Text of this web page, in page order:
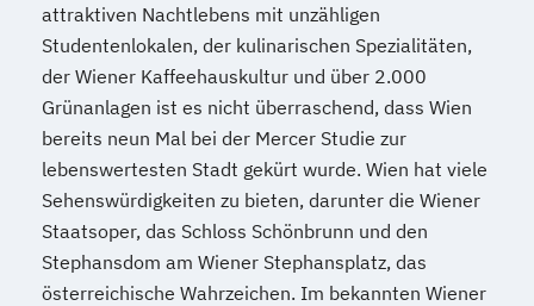
Sozialmanagement
Sozialpädagogik und Inklusion
Sportmanagement
Supply Chain Management
Tourismusmanagement UX Design
Umweltingenieurwesen
Wirtschaftsinformatik (DE/EN)
Wirtschaftsingenieurwesen
Wirtschaftsingenieurwesen Medizintechnik
attraktiven Nachtlebens mit unzähligen
Studentenlokalen, der kulinarischen Spezialitäten,
der Wiener Kaffeehauskultur und über 2.000
Grünanlagen ist es nicht überraschend, dass Wien
bereits neun Mal bei der Mercer Studie zur
lebenswertesten Stadt gekürt wurde. Wien hat viele
Sehenswürdigkeiten zu bieten, darunter die Wiener
Staatsoper, das Schloss Schönbrunn und den
Stephansdom am Wiener Stephansplatz, das
österreichische Wahrzeichen. Im bekannten Wiener